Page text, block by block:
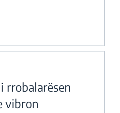
rrobalarësen
vibron